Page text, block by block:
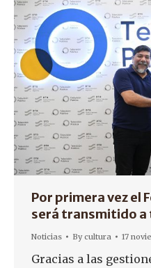
Por primera vez el
será transmitido a
Noticias Bycultura 17
Gracias a las